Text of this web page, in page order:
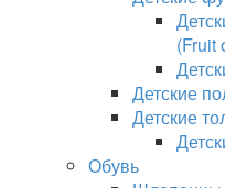
(Fruit
Детские
Детские
Обувь